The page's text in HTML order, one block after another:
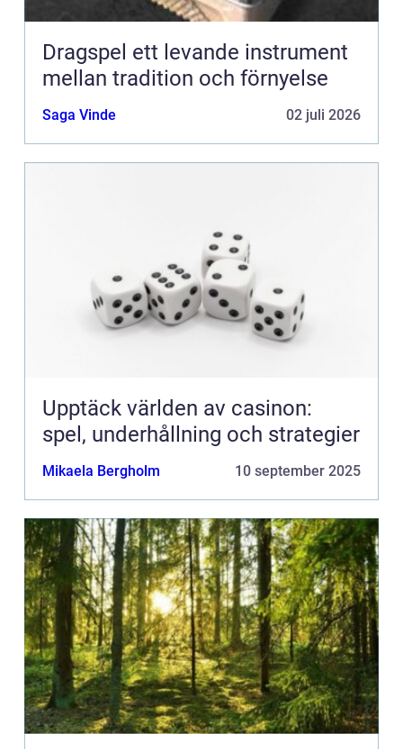
Dragspel ett levande instrument
mellan tradition och förnyelse
Saga Vinde 02 juli 2026
Upptäck världen av casinon:
spel, underhållning och strategier
Mikaela Bergholm 10 september 2025